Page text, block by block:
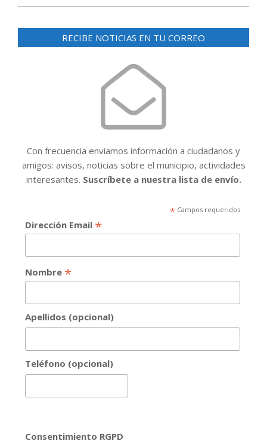
RECIBE NOTICIAS EN TU CORREO
Con frecuencia enviamos información a ciudadanos y
amigos: avisos, noticias sobre el municipio, actividades
interesantes. Suscríbete a nuestra lista de envío.
*Campos requeridos
Dirección Email *
Nombre *
Apellidos (opcional)
Teléfono (opcional)
Consentimiento RGPD